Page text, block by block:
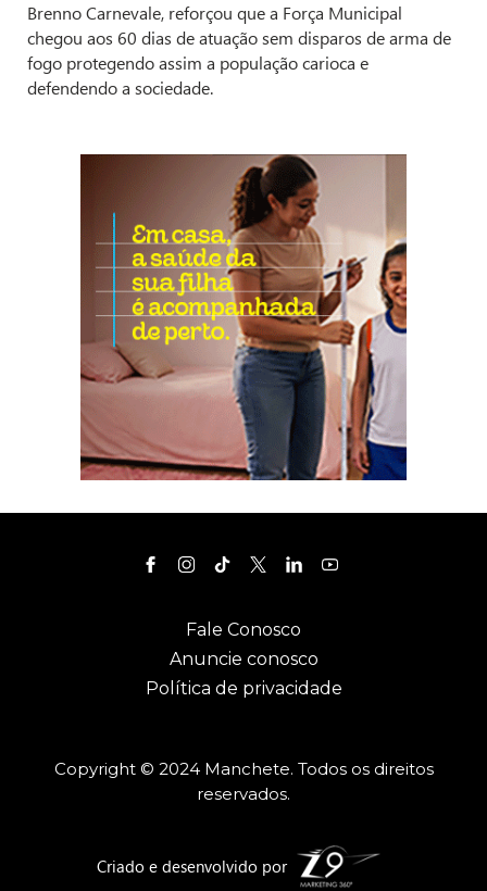
Brenno Carnevale, reforçou que a Força Municipal
chegou aos 60 dias de atuação sem disparos de arma de
fogo protegendo assim a população carioca e
defendendo a sociedade.
Fale Conosco
Anuncie conosco
Política de privacidade
Copyright © 2024 Manchete. Todos os direitos
reservados.
Criado e desenvolvido por